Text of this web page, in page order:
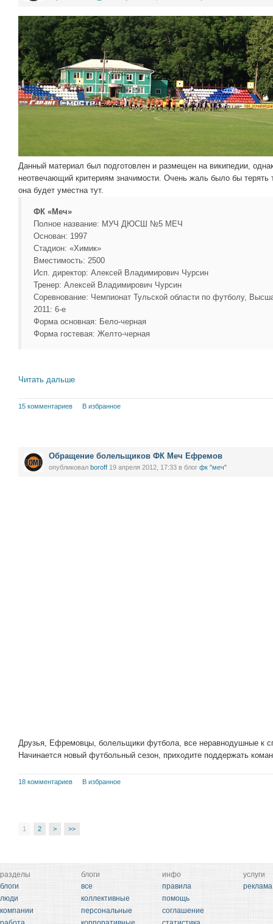
Данный материал был подготовлен и размещен на википедии,
неотвечающий критериям значимости. Очень жаль было бы
она будет уместна тут.
ФК «Меч»
Полное название: МУЧ ДЮСШ №5 МЕЧ
Основан: 1997
Стадион: «Химик»
Вместимость: 2500
Исп. директор: Алексей Владимирович Чурсин
Тренер: Алексей Владимирович Чурсин
Соревнование: Чемпионат Тульской области по футболу,
2011: 6-е
Форма основная: Бело-черная
Форма гостевая: Желто-черная
Читать дальше
15 комментариев В избранное
Обращение болельщиков ФК Меч Ефремов
опубликовал boroff 19 апреля 2012, 17:33 в блог фк "меч"
Друзья, Ефремовцы, болельщики футбола, все неравнодушные к
Начинается новый футбольный сезон, приходите поддержать
18 комментариев В избранное
1 2 > >>
разделы
блоги
люди
компании
блоги
все
коллективные
персональные
инфо
правила
помощь
соглашение
услуги
реклама